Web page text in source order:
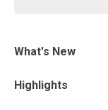
What's New
Highlights